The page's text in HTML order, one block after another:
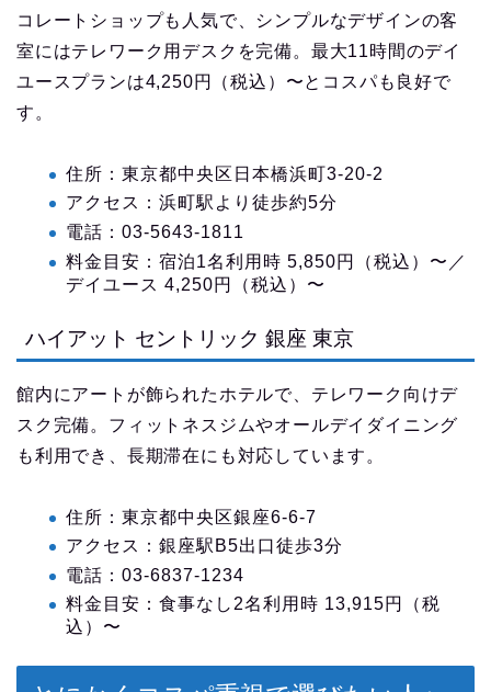
コレートショップも人気で、シンプルなデザインの客
室にはテレワーク用デスクを完備。最大11時間のデイ
ユースプランは4,250円（税込）〜とコスパも良好で
す。
住所：東京都中央区日本橋浜町3-20-2
アクセス：浜町駅より徒歩約5分
電話：03-5643-1811
料金目安：宿泊1名利用時 5,850円（税込）〜／
デイユース 4,250円（税込）〜
ハイアット セントリック 銀座 東京
館内にアートが飾られたホテルで、テレワーク向けデ
スク完備。フィットネスジムやオールデイダイニング
も利用でき、長期滞在にも対応しています。
住所：東京都中央区銀座6-6-7
アクセス：銀座駅B5出口徒歩3分
電話：03-6837-1234
料金目安：食事なし2名利用時 13,915円（税
込）〜